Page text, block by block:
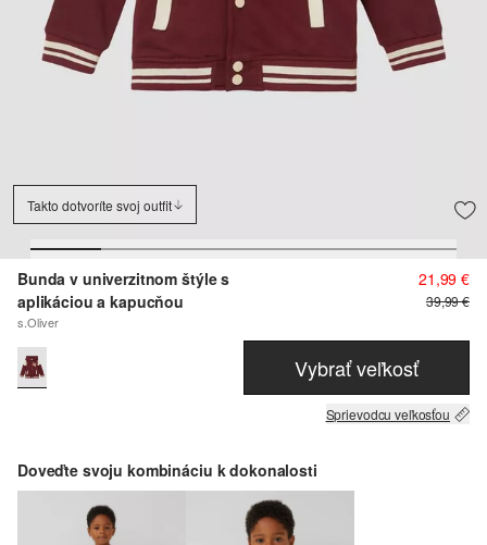
Takto dotvoríte svoj outfit
Bunda v univerzitnom štýle s
aplikáciou a kapucňou
s.Oliver
21,99 €
39,99 €
Vybrať veľkosť
Sprievodcu veľkosťou
Doveďte svoju kombináciu k dokonalosti